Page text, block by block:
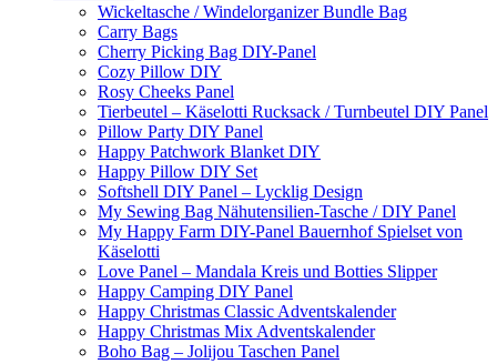
Wickeltasche / Windelorganizer Bundle Bag
Carry Bags
Cherry Picking Bag DIY-Panel
Cozy Pillow DIY
Rosy Cheeks Panel
Tierbeutel – Käselotti Rucksack / Turnbeutel DIY Panel
Pillow Party DIY Panel
Happy Patchwork Blanket DIY
Happy Pillow DIY Set
Softshell DIY Panel – Lycklig Design
My Sewing Bag Nähutensilien-Tasche / DIY Panel
My Happy Farm DIY-Panel Bauernhof Spielset von
Käselotti
Love Panel – Mandala Kreis und Botties Slipper
Happy Camping DIY Panel
Happy Christmas Classic Adventskalender
Happy Christmas Mix Adventskalender
Boho Bag – Jolijou Taschen Panel